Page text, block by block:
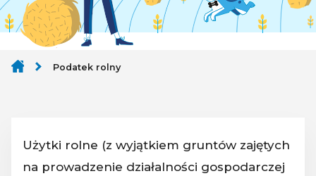
Podatek rolny
Użytki rolne (z wyjątkiem gruntów zajętych
na prowadzenie działalności gospodarczej